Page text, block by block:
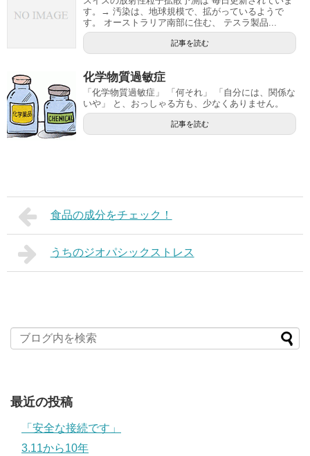
す。→ 汚染は、地球規模で、拡がっているようで
す。 オーストラリア南部に住む、 テスラ製品...
記事を読む
化学物質過敏症
「化学物質過敏症」 「何それ」 「自分には、関係な
いや」 と、おっしゃる方も、少なくありません。
記事を読む
食品の成分をチェック！
うちのジオパシックストレス
最近の投稿
「安全な接続です」
3.11から10年